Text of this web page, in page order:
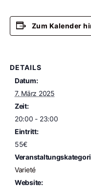
Zum Kalender
DETAILS
Datum:
7. März 2025
Zeit:
20:00 - 23:00
Eintritt:
55€
Varieté
Website: